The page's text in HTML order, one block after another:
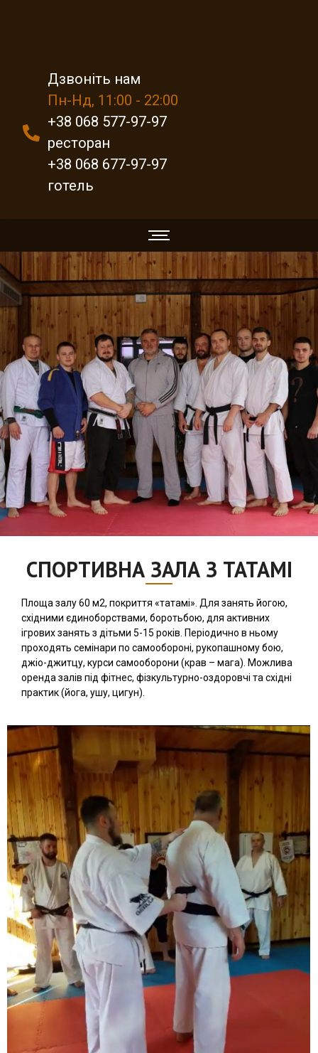
Дзвоніть нам
Пн-Нд, 11:00 - 22:00
+38 068 577-97-97
ресторан
+38 068 677-97-97
готель
СПОРТИВНА ЗАЛА З ТАТАМІ
Площа залу 60 м2, покриття «татамі». Для занять йогою,
східними єдиноборствами, боротьбою, для активних
ігрових занять з дітьми 5-15 років. Періодично в ньому
проходять семінари по самообороні, рукопашному бою,
джіо-джитцу, курси самооборони (крав – мага). Можлива
оренда залів під фітнес, фізкультурно-оздоровчі та східні
практик (йога, ушу, цигун).